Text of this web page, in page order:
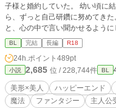
子様と婚約していた。 幼い頃に結ばれた婚約だが、ディルク殿下に恋をしてか
ら、ずっと自己研鑽に努めてき
と、心の中で言い聞かせるようにしていたが、 殿下の隣
ーズブロンドの美しい聖女がいた。 なんとかしてかつての優しい眼差しに
てほしいのに、日が経つ毎に状況は悪くなる。 そんなあ
のを見てしまった。 攻め・威圧系美形 受け・浮世離れ系美人 （HOTランキング
最高３位、頂きました。たくさんの閲
大賞にて、奨励賞を頂きました
※ざまぁというより自業自得 ※序盤
BL 完結 長編 R18
24h.ポイント 489pt
小説 2,685 位 / 228,744件 BL
美形×美人 ハッピーエンド
魔法
ファンタジー 主人公